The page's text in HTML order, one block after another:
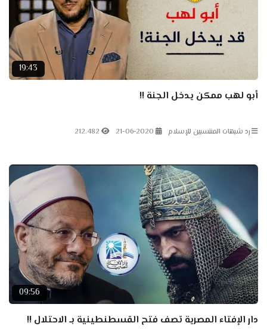
19:43
أبو لهب ممكن يدخل الجنة !!
رد شبهات المنتسبين للإسلام 21-06-2020
212.482
09:56
دار الإفتاء المصرية تصف فتح القسطنطينية بـ الاحتلال !!